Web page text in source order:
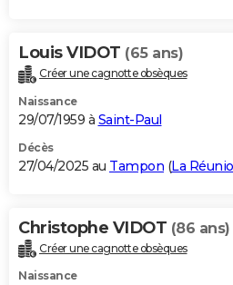
Louis VIDOT (65 ans)
Créer une cagnotte obsèques
Naissance
29/07/1959 à Saint-Paul
Décès
27/04/2025 au Tampon (La
Christophe VIDOT (86 ans)
Créer une cagnotte obsèques
Naissance